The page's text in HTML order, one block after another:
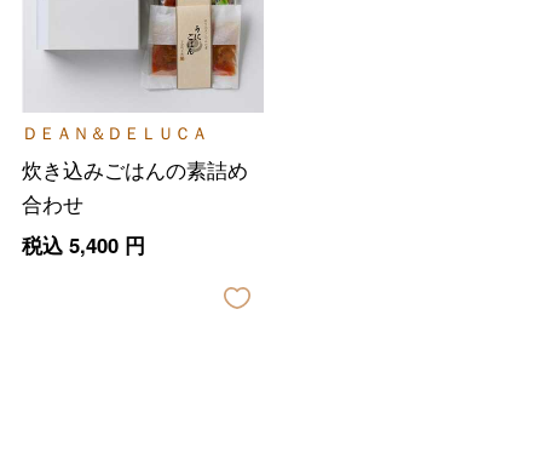
ＤＥＡＮ＆ＤＥＬＵＣＡ
炊き込みごはんの素詰め
合わせ
税込 5,400円
フード＆スイーツ
ビューティー
大丸・松坂屋のギフト
ホワイトデー
父の日
敬老の日